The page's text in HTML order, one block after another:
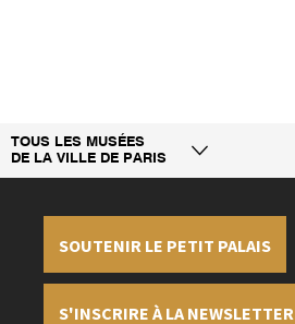
TOUS LES MUSÉES
DE LA VILLE DE PARIS
SOUTENIR LE PETIT PALAIS
S'INSCRIRE À LA NEWSLETTER